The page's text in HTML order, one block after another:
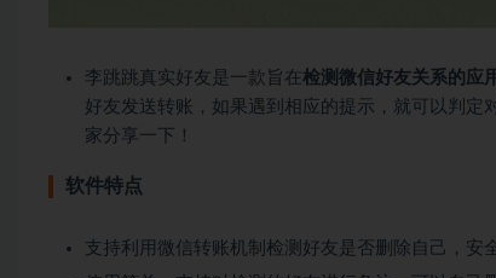
李跳跳真实好友是一款旨在检测微信好友关系的应
好友发送转账，如果遇到相应的提示，就可以判
家分享一下！
软件特点
支持利用微信转账机制检测好友是否删除自己，安